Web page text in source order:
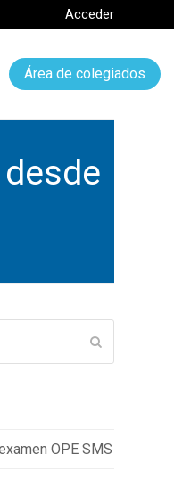
Acceder
Área de colegiados
OPE SMS